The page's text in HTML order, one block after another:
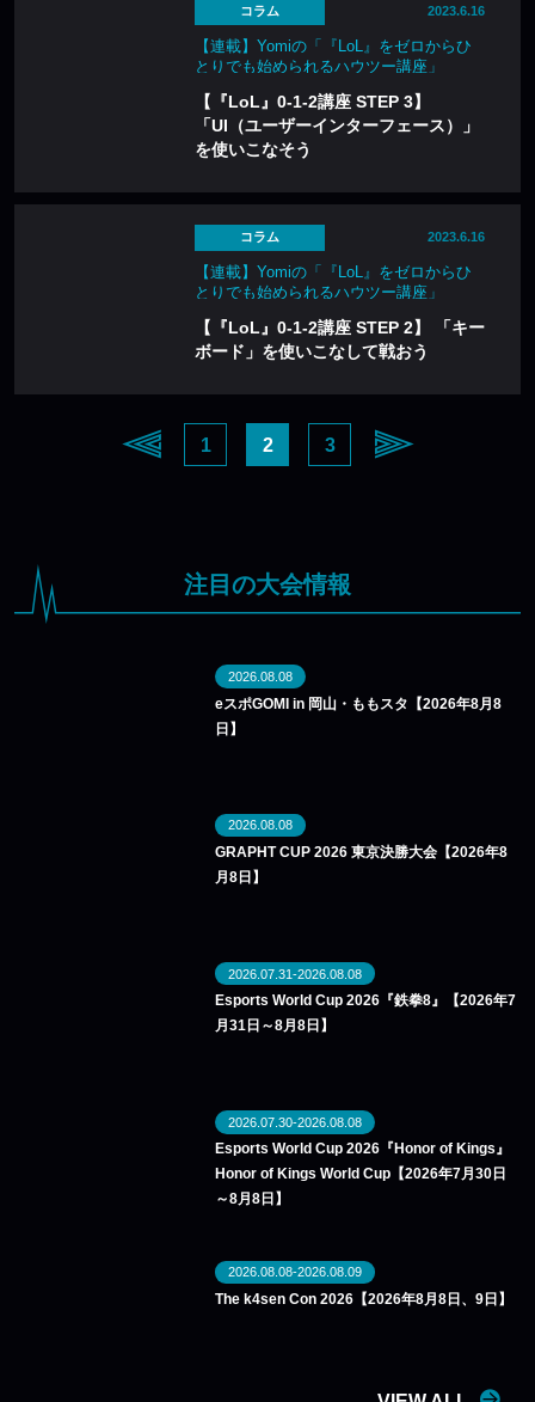
コラム 2023.6.16
【連載】Yomiの「『LoL』をゼロからひ
とりでも始められるハウツー講座」
【『LoL』0-1-2講座 STEP 3】
「UI（ユーザーインターフェース）」
を使いこなそう
コラム 2023.6.16
【連載】Yomiの「『LoL』をゼロからひ
とりでも始められるハウツー講座」
【『LoL』0-1-2講座 STEP 2】 「キー
ボード」を使いこなして戦おう
1 2 3
注目の大会情報
2026.08.08
eスポGOMI in 岡山・ももスタ【2026年8月8
日】
2026.08.08
GRAPHT CUP 2026 東京決勝大会【2026年8
月8日】
2026.07.31-2026.08.08
Esports World Cup 2026『鉄拳8』【2026年7
月31日～8月8日】
2026.07.30-2026.08.08
Esports World Cup 2026『Honor of Kings』
Honor of Kings World Cup【2026年7月30日
～8月8日】
2026.08.08-2026.08.09
The k4sen Con 2026【2026年8月8日、9日】